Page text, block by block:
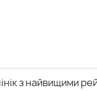
з найвищими